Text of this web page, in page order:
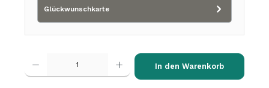
Glückwunschkarte
Produkt Anzahl: Gib den gewünschten Wert ein oder benutze die
In den Warenkorb